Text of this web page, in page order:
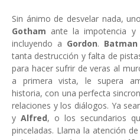
Sin ánimo de desvelar nada,
Gotham ante la impotencia y
incluyendo a Gordon. Batman
tanta destrucción y falta de
para hacer sufrir de veras al
a primera vista, le supera
historia, con una perfecta
relaciones y los diálogos. Ya
y Alfred, o los secundarios
pinceladas. Llama la atención